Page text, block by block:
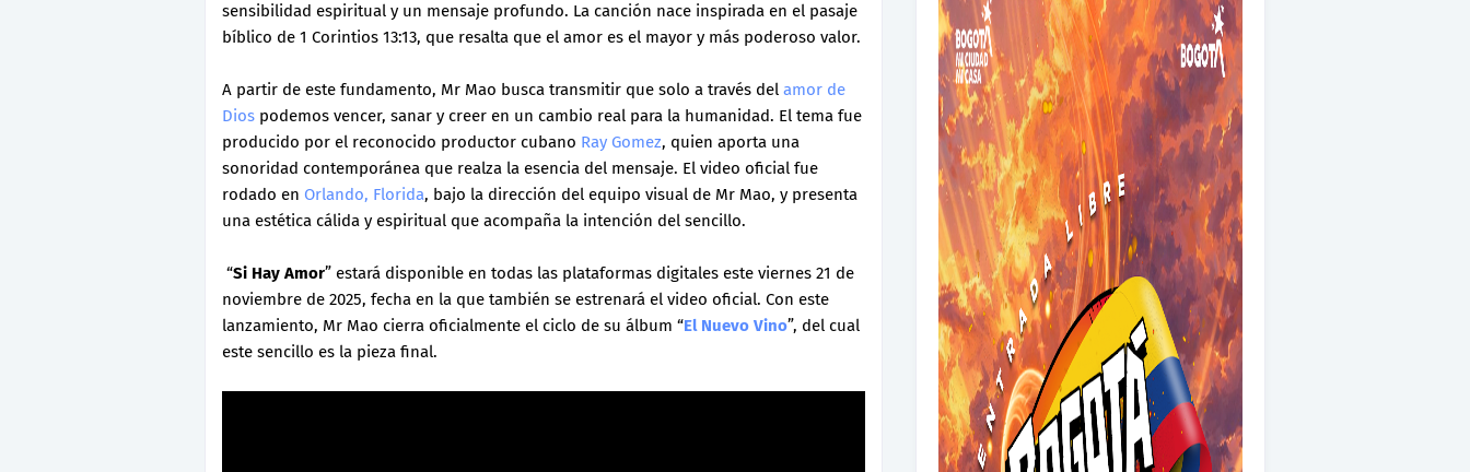
sensibilidad espiritual y un mensaje profundo. La canción nace inspirada en el pasaje
bíblico de 1 Corintios 13:13, que resalta que el amor es el mayor y más poderoso valor.
A partir de este fundamento, Mr Mao busca transmitir que solo a través del amor de
Dios podemos vencer, sanar y creer en un cambio real para la humanidad. El tema fue
producido por el reconocido productor cubano Ray Gomez, quien aporta una
sonoridad contemporánea que realza la esencia del mensaje. El video oficial fue
rodado en Orlando, Florida, bajo la dirección del equipo visual de Mr Mao, y presenta
una estética cálida y espiritual que acompaña la intención del sencillo.
“Si Hay Amor” estará disponible en todas las plataformas digitales este viernes 21 de
noviembre de 2025, fecha en la que también se estrenará el video oficial. Con este
lanzamiento, Mr Mao cierra oficialmente el ciclo de su álbum “El Nuevo Vino”, del cual
este sencillo es la pieza final.